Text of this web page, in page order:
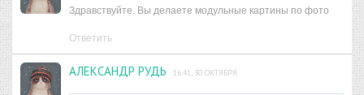
Здравствуйте. Вы делаете модульные картины по фото
Ответить
АЛЕКСАНДР РУДЬ 16:41, 30 ОКТЯБРЯ